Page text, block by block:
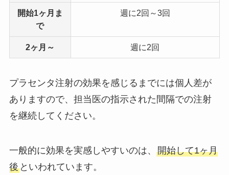
開始1ヶ月ま
で
週に2回～3回
2ヶ月～ 週に2回
プラセンタ注射の効果を感じるまでには個人差が
ありますので、担当医の指示された間隔での注射
を継続してください。
一般的に効果を実感しやすいのは、 開始して1ヶ月
後といわれています。